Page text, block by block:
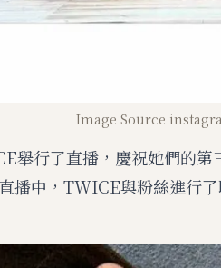
Image Source
舉行了直播，慶祝她們的
播中，TWICE與粉絲進行